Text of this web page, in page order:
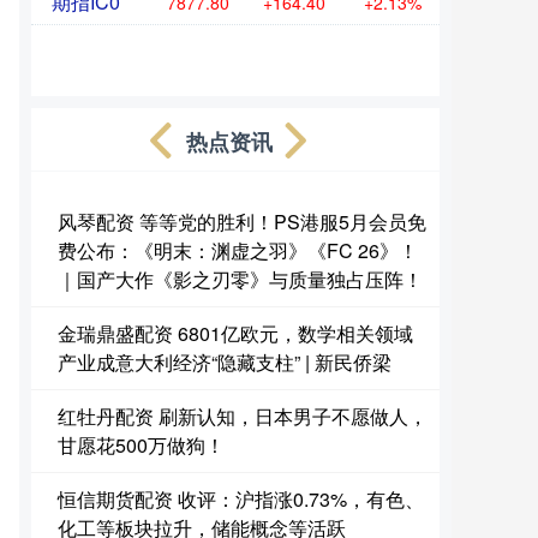
热点资讯
风琴配资 等等党的胜利！PS港服5月会员免
费公布：《明末：渊虚之羽》《FC 26》！
｜国产大作《影之刃零》与质量独占压阵！
金瑞鼎盛配资 6801亿欧元，数学相关领域
产业成意大利经济“隐藏支柱” | 新民侨梁
红牡丹配资 刷新认知，日本男子不愿做人，
甘愿花500万做狗！
恒信期货配资 收评：沪指涨0.73%，有色、
化工等板块拉升，储能概念等活跃